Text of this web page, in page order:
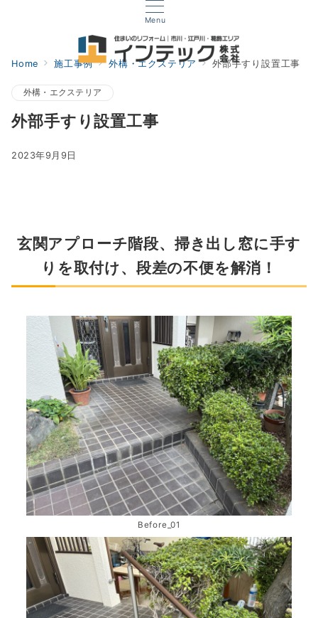
Menu
Home 施工事例 外構・エクステリア 外部手すり設置工事
外構・エクステリア
外部手すり設置工事
2023年9月9日
玄関アプローチ階段、掃き出し窓に手す
りを取付け、段差の不便を解消！
Before_01